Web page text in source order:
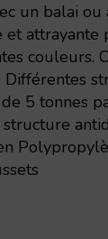
un balai ou
attrayante
couleurs.
5 tonnes